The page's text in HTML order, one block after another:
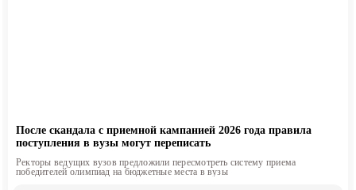
После скандала с приемной кампанией 2026 года правила
поступления в вузы могут переписать
Ректоры ведущих вузов предложили пересмотреть систему приема
победителей олимпиад на бюджетные места в вузы